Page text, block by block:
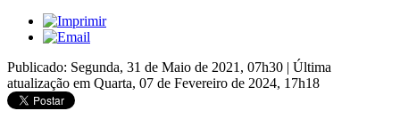
Publicado: Segunda, 31 de Maio de 2021, 07h30 | Última
atualização em Quarta, 07 de Fevereiro de 2024, 17h18